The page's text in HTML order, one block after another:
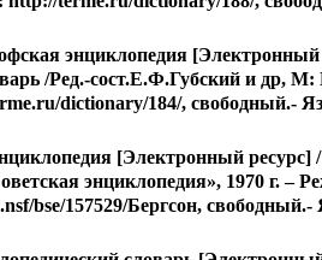
энциклопедия
/Ред.-сост.Е.Ф.Губский и др,
dictionary/184/, свободный.-
[Электронный ресурс]
энциклопедия», 1970 г. –
bse/157529/Бергсон, свободный.-